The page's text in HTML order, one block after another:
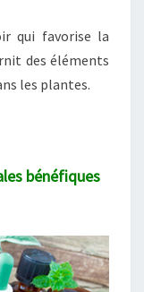
qui favorise la
des éléments
les plantes.
bénéfiques